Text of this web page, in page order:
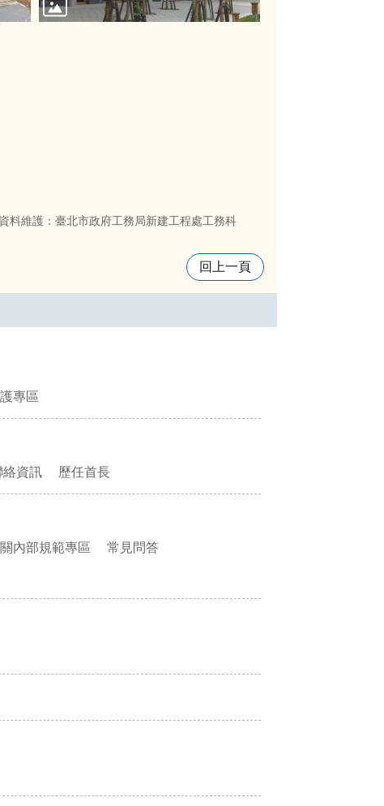
資料維護：臺北市政府工務局新建工程處工務科
回上一頁
專區
絡資訊 歷任首長
內部規範專區 常見問答